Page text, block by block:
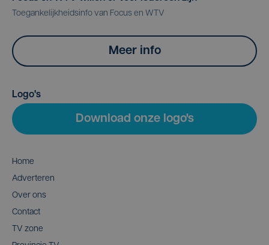
Toegankelijkheidsinfo van Focus en WTV
Meer info
Logo's
Download onze logo's
Home
Adverteren
Over ons
Contact
TV zone